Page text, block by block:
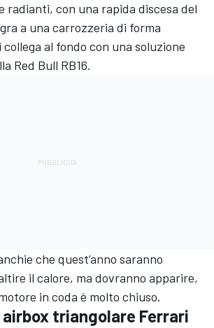
radianti, con una rapida discesa del
a una carrozzeria di forma
al fondo con una soluzione
Red Bull RB16.
che quest’anno saranno
il calore, ma dovranno apparire,
in coda è molto chiuso.
airbox triangolare Ferrari